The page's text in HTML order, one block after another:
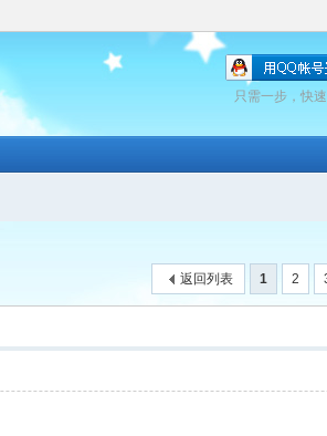
只需一步，快
1 2
返回列表